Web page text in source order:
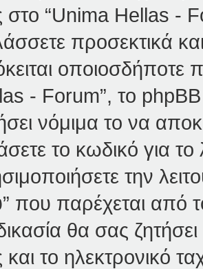
στο “Unima Hellas -
προσεκτικά
οποιοσδήποτε
- Forum”, το
νόμιμα το να
το κωδικό για
την
που παρέχεται από
θα σας
το ηλεκτρονικό